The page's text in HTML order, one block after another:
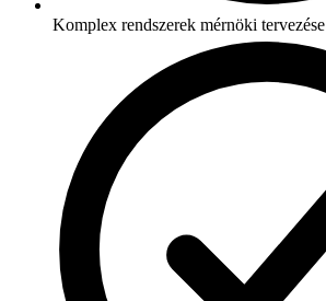
Komplex rendszerek mérnöki tervezése